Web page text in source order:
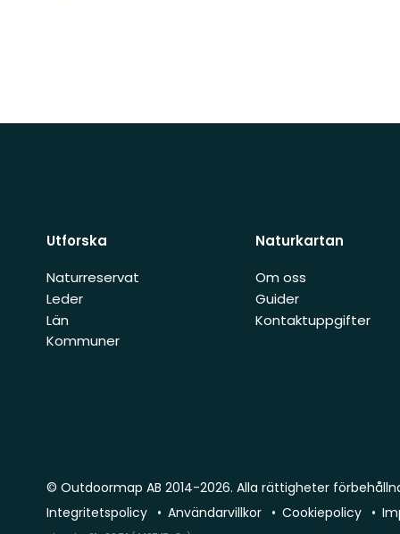
Utforska
Naturreservat
Leder
Län
Kommuner
Naturkartan
Om oss
Guider
Kontaktuppgifter
© Outdoormap AB 2014-2026. Alla rättigheter
Integritetspolicy
Användarvillkor Cookiepolicy